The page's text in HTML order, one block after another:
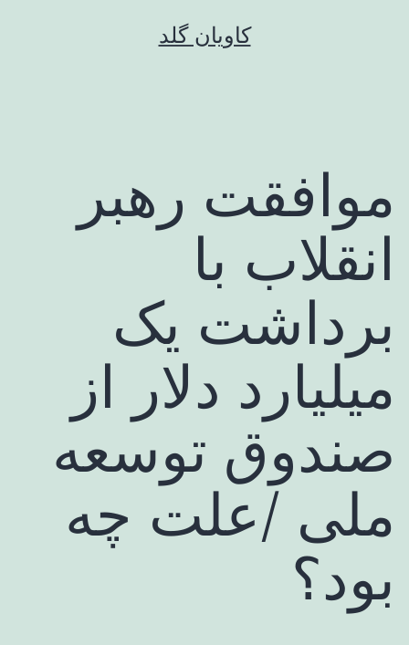
کاویان گلد
موافقت رهبر
انقلاب با
برداشت یک
میلیارد دلار از
صندوق توسعه
ملی /علت چه
بود؟